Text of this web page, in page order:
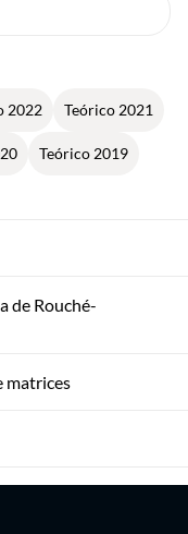
2022 Teórico 2021
Teórico 2019
de Rouché-
matrices
Independencia